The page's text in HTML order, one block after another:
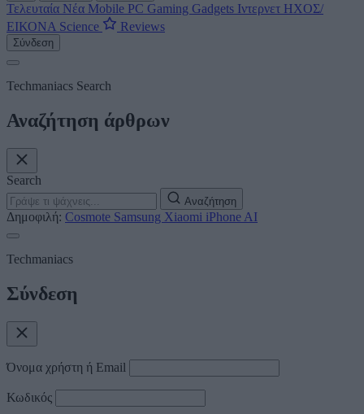
Τελευταία Νέα Mobile PC Gaming Gadgets Ιντερνετ ΗΧΟΣ/
ΕΙΚΟΝΑ Science Reviews
Σύνδεση
Techmaniacs Search
Αναζήτηση άρθρων
Search
Αναζήτηση
Δημοφιλή: Cosmote Samsung Xiaomi iPhone AI
Techmaniacs
Σύνδεση
Όνομα χρήστη ή Email
Κωδικός